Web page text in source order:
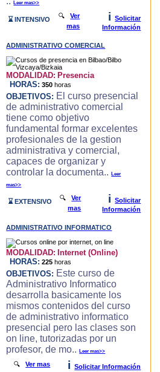
Leer mas>>
⌛ INTENSIVO 🔍Ver
mas
i
Solicitar
Información
ADMINISTRATIVO COMERCIAL
MODALIDAD: Presencia
HORAS: 350 horas
OBJETIVOS: El curso presencial
de administrativo comercial
tiene como objetivo
fundamental formar excelentes
profesionales de la gestion
administrativa y comercial,
capaces de organizar y
controlar la documenta..Leer
mas>>
⌛ EXTENSIVO 🔍Ver
mas
i
Solicitar
Información
ADMINISTRATIVO INFORMATICO
MODALIDAD: Internet (Online)
HORAS: 225 horas
OBJETIVOS: Este curso de
Administrativo Informatico
desarrolla basicamente los
mismos contenidos del curso
de administrativo informatico
presencial pero las clases son
on line, tutorizadas por un
profesor, de mo..Leer mas>>
🔍Ver mas i Solicitar Información